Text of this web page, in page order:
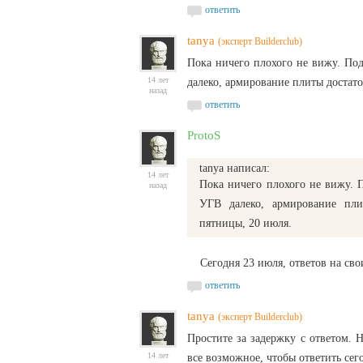
ответить
14 лет
назад
tanya (эксперт Builderclub)
Пока ничего плохого не вижу.
далеко, армирование плиты
ответить
14 лет
назад
ProtoS
tanyaнаписал:
Пока ничего плохого не вижу.
УГВ далеко, армирование
пятницы, 20 июля.
Сегодня 23 июля, ответов на
ответить
14 лет
tanya (эксперт Builderclub)
Простите за задержку с
все возможное, чтобы ответить